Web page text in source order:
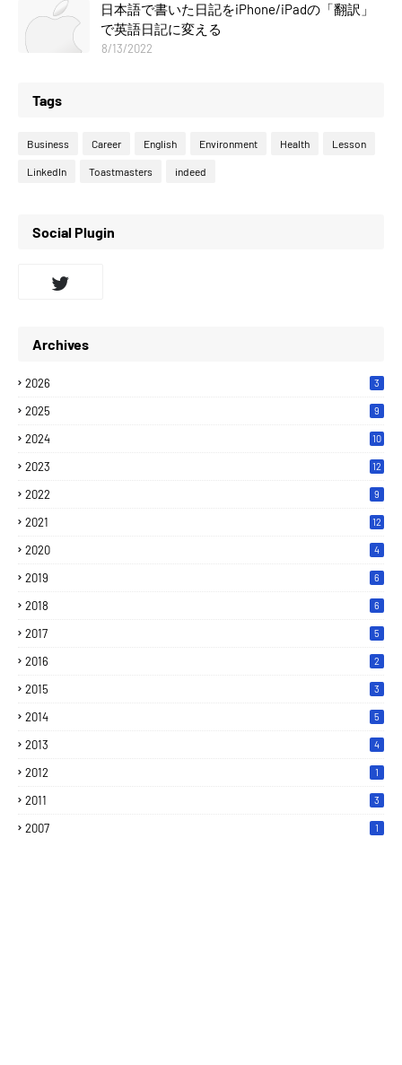
日本語で書いた日記をiPhone/iPadの「翻訳」
で英語日記に変える
8/13/2022
Tags
Business Career English Environment Health Lesson
LinkedIn Toastmasters indeed
Social Plugin
Archives
2026 3
2025 9
2024 10
2023 12
2022 9
2021 12
2020 4
2019 6
2018 6
2017 5
2016 2
2015 3
2014 5
2013 4
2012 1
2011 3
2007 1